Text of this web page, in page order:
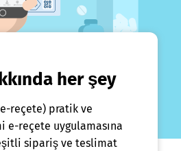
her şey
reçete) pratik ve
e-reçete uygulamasına
sipariş ve teslimat